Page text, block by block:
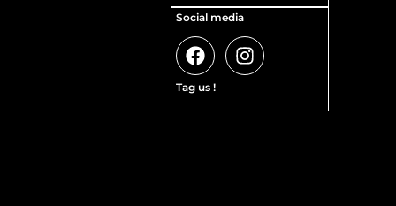
Social media
Tag us !